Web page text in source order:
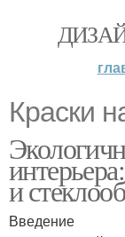
Краски
и
Введение